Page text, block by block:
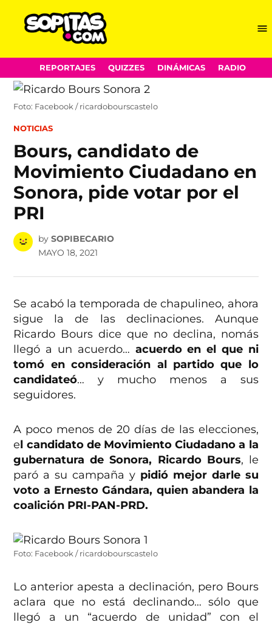
Skip
to
content
REPORTAJES QUIZZES DINÁMICAS RADIO
Foto: Facebook / ricardobourscastelo
POSTED
NOTICIAS
Bours, candidato de
Movimiento Ciudadano en
Sonora, pide votar por el
PRI
by SOPIBECARIO
MAYO 18, 2021
Se acabó la temporada de chapulineo, ahora
sigue la de las declinaciones. Aunque
Ricardo Bours dice que no declina, nomás
llegó a un acuerdo… acuerdo en el que ni
tomó en consideración al partido que lo
candidateó… y mucho menos a sus
seguidores.
A poco menos de 20 días de las elecciones,
el candidato de Movimiento Ciudadano a la
gubernatura de Sonora, Ricardo Bours, le
paró a su campaña y pidió mejor darle su
voto a Ernesto Gándara, quien abandera la
coalición PRI-PAN-PRD.
Foto: Facebook / ricardobourscastelo
Lo anterior apesta a declinación, pero Bours
aclara que no está declinando… sólo que
llegó a un “acuerdo de unidad” con el